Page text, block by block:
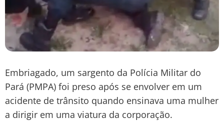
Embriagado, um sargento da Polícia Militar do
Pará (PMPA) foi preso após se envolver em um
acidente de trânsito quando ensinava uma mulher
a dirigir em uma viatura da corporação.